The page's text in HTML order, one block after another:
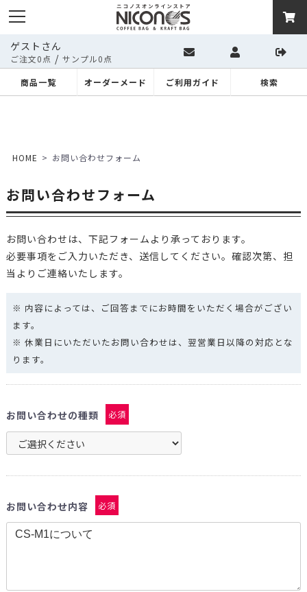
ゲストさん
ご注文0点 / サンプル0点
商品一覧
オーダーメード ご利用ガイド 検索
HOME お問い合わせフォーム
お問い合わせフォーム
お問い合わせは、下記フォームより承っております。
必要事項をご入力いただき、送信してください。確認次第、担
当よりご連絡いたします。
※ 内容によっては、ご回答までにお時間をいただく場合がござい
ます。
※ 休業日にいただいたお問い合わせは、翌営業日以降の対応とな
ります。
お問い合わせの種類 必須
お問い合わせ内容 必須